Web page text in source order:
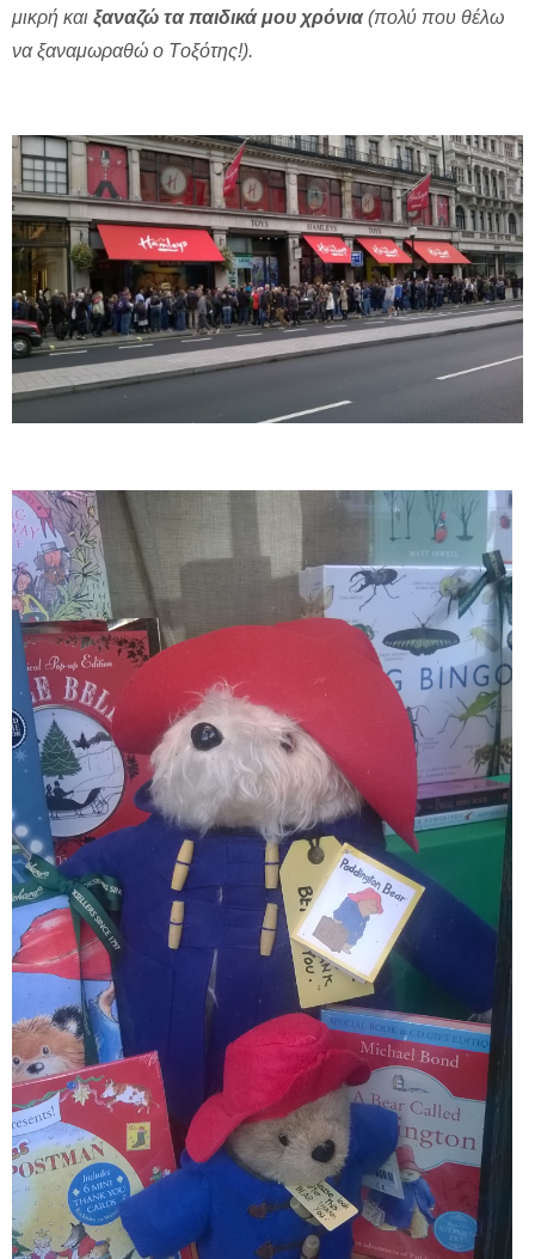
μικρή και ξαναζώ τα παιδικά μου χρόνια(πολύ που θέλω
να ξαναμωραθώ ο Tοξότης!).